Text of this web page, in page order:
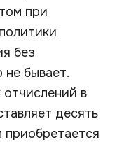
при
без
бывает.
в
десять
приобретается